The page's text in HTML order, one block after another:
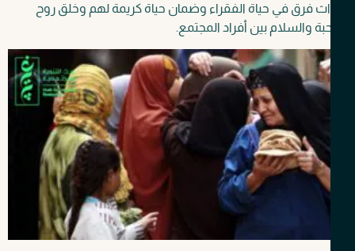
فرق في حياة الفقراء وضمان حياة كريمة لهم وخلق روح
والسلام بين أفراد المجتمع.